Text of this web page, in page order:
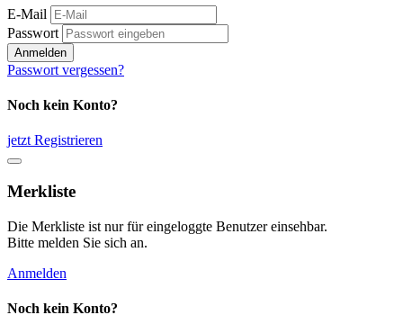
E-Mail
Passwort
Anmelden
Passwort vergessen?
Noch kein Konto?
jetzt Registrieren
Merkliste
Die Merkliste ist nur für eingeloggte Benutzer einsehbar.
Bitte melden Sie sich an.
Anmelden
Noch kein Konto?